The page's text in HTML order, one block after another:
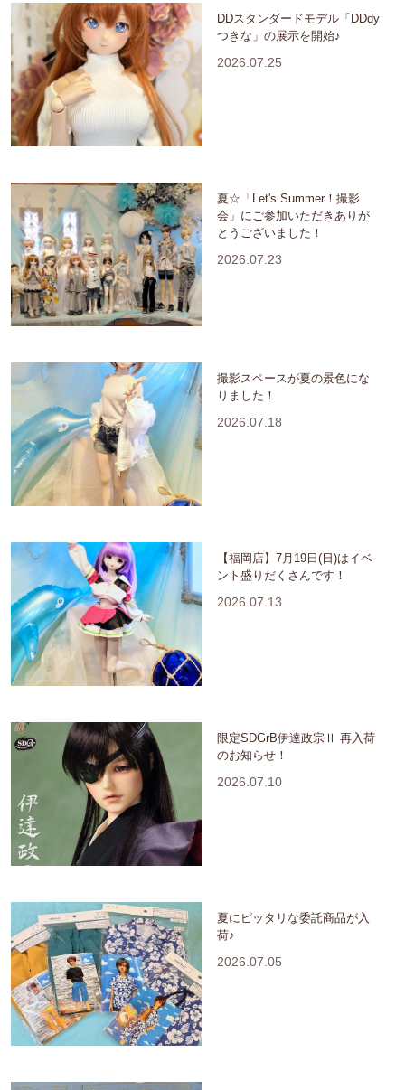
DDスタンダードモデル「DDdy
つきな」の展示を開始♪
2026.07.25
夏☆「Let's Summer！撮影
会」にご参加いただきありが
とうございました！
2026.07.23
撮影スペースが夏の景色にな
りました！
2026.07.18
【福岡店】7月19日(日)はイベ
ント盛りだくさんです！
2026.07.13
限定SDGrB伊達政宗Ⅱ 再入荷
のお知らせ！
2026.07.10
夏にピッタリな委託商品が入
荷♪
2026.07.05